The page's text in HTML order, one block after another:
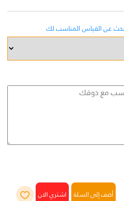
عن القياس المناسب لك
أضف إلى السلة